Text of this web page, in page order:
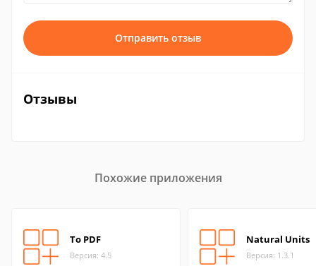
Отправить отзыв
Отзывы
Похожие приложения
To PDF
Версия: 4.5
Natural Units
Версия: 1.3.1